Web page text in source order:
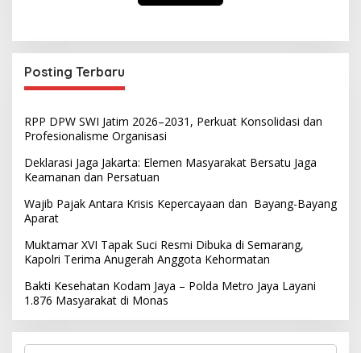
Posting Terbaru
RPP DPW SWI Jatim 2026–2031, Perkuat Konsolidasi dan
Profesionalisme Organisasi
Deklarasi Jaga Jakarta: Elemen Masyarakat Bersatu Jaga
Keamanan dan Persatuan
Wajib Pajak Antara Krisis Kepercayaan dan Bayang-Bayang
Aparat
Muktamar XVI Tapak Suci Resmi Dibuka di Semarang,
Kapolri Terima Anugerah Anggota Kehormatan
Bakti Kesehatan Kodam Jaya – Polda Metro Jaya Layani
1.876 Masyarakat di Monas